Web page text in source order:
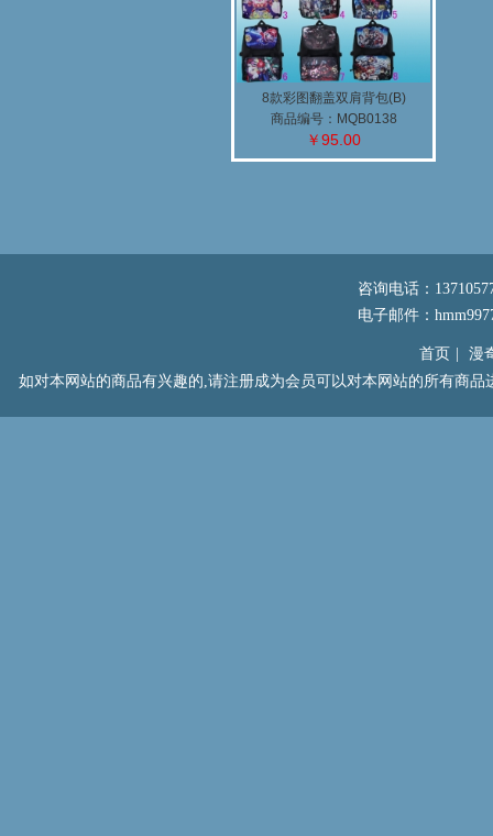
8款彩图翻盖双肩背包(B)
商品编号：MQB0138
￥95.00
咨询电话：
电子邮件：
首页
漫
如对本网站的商品有兴趣的,请注册成为会员可以对本网站的所有商